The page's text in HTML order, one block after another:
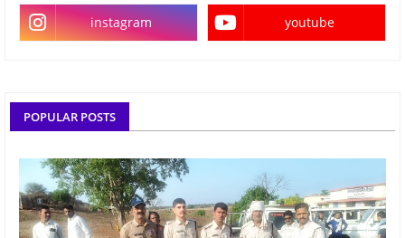
instagram youtube
POPULAR POSTS